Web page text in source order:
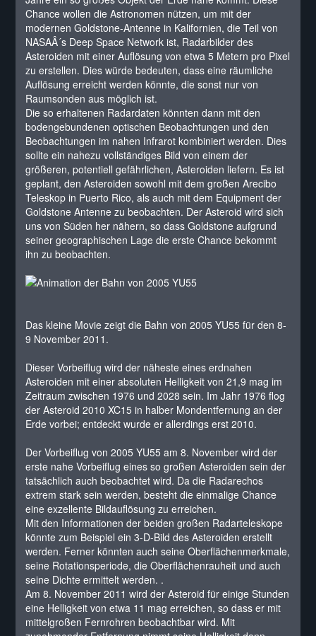
Chance wollen die Astronomen nützen, um mit der
modernen Goldstone-Antenne in Kalifornien, die Teil von
NASAÂ´s Deep Space Network ist, Radarbilder des
Asteroiden mit einer Auflösung von etwa 5 Metern pro Pixel
zu erstellen. Dies würde bedeuten, dass eine räumliche
Auflösung erreicht werden könnte, die sonst nur von
Raumsonden aus möglich ist.
Die so erhaltenen Radardaten könnten dann mit den
bodengebundenen optischen Beobachtungen und den
Beobachtungen im nahen Infrarot kombiniert werden. Dies
sollte ein nahezu vollständiges Bild von einem der
größeren, potentiell gefährlichen, Asteroiden liefern. Es ist
geplant, den Asteroiden sowohl mit dem großen Arecibo
Teleskop in Puerto Rico, als auch mit dem Equipment der
Goldstone Antenne zu beobachten. Der Asteroid wird sich
uns von Süden her nähern, so dass Goldstone aufgrund
seiner geographischen Lage die erste Chance bekommt
ihn zu beobachten.
Das kleine Movie zeigt die Bahn von 2005 YU55 für den 8-
9 November 2011.
Dieser Vorbeiflug wird der näheste eines erdnahen
Asteroiden mit einer absoluten Helligkeit von 21,9 mag im
Zeitraum zwischen 1976 und 2028 sein. Im Jahr 1976 flog
der Asteroid 2010 XC15 in halber Mondentfernung an der
Erde vorbei; entdeckt wurde er allerdings erst 2010.
Der Vorbeiflug von 2005 YU55 am 8. November wird der
erste nahe Vorbeiflug eines so großen Asteroiden sein der
tatsächlich auch beobachtet wird. Da die Radarechos
extrem stark sein werden, besteht die einmalige Chance
eine exzellente Bildauflösung zu erreichen.
Mit den Informationen der beiden großen Radarteleskope
könnte zum Beispiel ein 3-D-Bild des Asteroiden erstellt
werden. Ferner könnten auch seine Oberflächenmerkmale,
seine Rotationsperiode, die Oberflächenrauheit und auch
seine Dichte ermittelt werden. .
Am 8. November 2011 wird der Asteroid für einige Stunden
eine Helligkeit von etwa 11 mag erreichen, so dass er mit
mittelgroßen Fernrohren beobachtbar wird. Mit